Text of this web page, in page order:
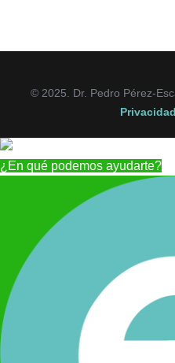
© 2025. Dr. Pedro Pérez-
Privacidad
¿En qué podemos ayudarte?